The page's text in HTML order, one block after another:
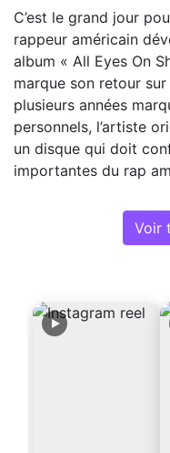
C’est le grand jour
rappeur américain
album « All Eyes On
marque son retour
plusieurs années
personnels, l’artiste
un disque qui doit
importantes du rap
Voir